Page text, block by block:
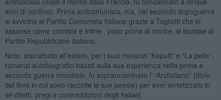
anni di confino). Prima anticomunista, ma, nel secondo dopoguerra
si avvicinò al Partito Comunista Italiano grazie a Togliatti che lo
assunse come cronista e infine , poco prima di morire, si iscrisse al
Partito Repubblicano Italiano.
Noto, soprattutto all’estero, per i suoi romanzi “Kaputt” e “La pelle”,
romanzi autobiografici basati sulla sua esperienza nella prima e
seconda guerra mondiale, fu soprannominato l’ “Arcitaliano” (titolo
del libro in cui sono raccolte le sue poesie) per aver sintetizzato in
sé difetti, pregi e contraddizioni degli italiani.